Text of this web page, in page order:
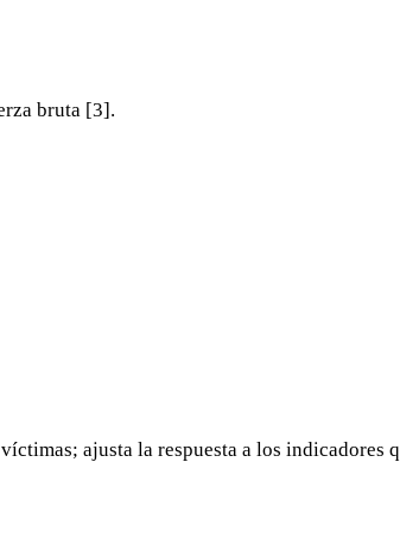
bruta [3].
ajusta la respuesta a los indicadores